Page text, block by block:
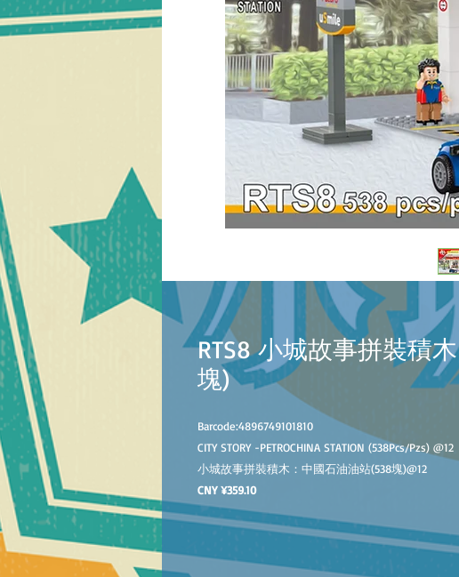
RTS8 小城故事拼裝積
塊)
Barcode:4896749101810
CITY STORY -PETROCHINA STATION (538Pcs/Pzs) @12
小城故事拼裝積木： 中國石油油站(538塊)@12
CNY ¥359.10